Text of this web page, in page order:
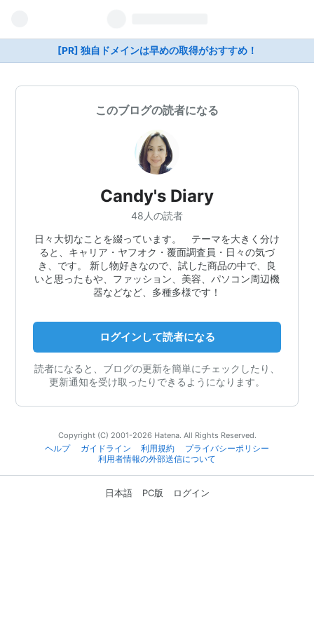
[PR] 独自ドメインは早めの取得がおすすめ！
このブログの読者になる
Candy's Diary
48人の読者
日々大切なことを綴っています。 テーマを大きく分け
ると、キャリア・ヤフオク・覆面調査員・日々の気づ
き、です。 新し物好きなので、試した商品の中で、良
いと思ったもや、ファッション、美容、パソコン周辺機
器などなど、多種多様です！
ログインして読者になる
読者になると、ブログの更新を簡単にチェックしたり、
更新通知を受け取ったりできるようになります。
Copyright (C) 2001-2026 Hatena. All Rights Reserved.
ヘルプ
ガイドライン 利用規約
プライバシーポリシー
利用者情報の外部送信について
日本語 PC版 ログイン